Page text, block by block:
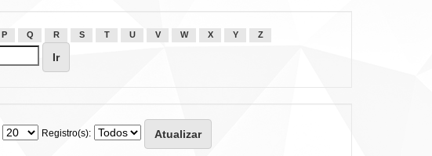
P Q R S T U V W X Y Z
Registro(s):